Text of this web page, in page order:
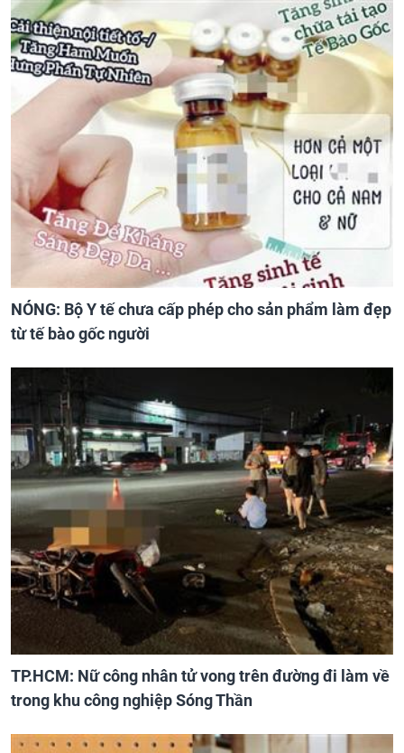
NÓNG: Bộ Y tế chưa cấp phép cho sản phẩm làm đẹp
từ tế bào gốc người
TP.HCM: Nữ công nhân tử vong trên đường đi làm về
trong khu công nghiệp Sóng Thần